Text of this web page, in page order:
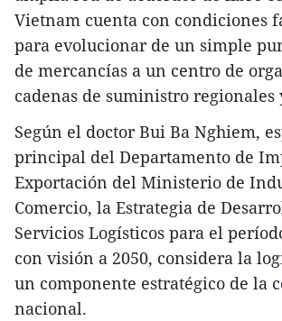
Vietnam cuenta con condiciones
para evolucionar de un simple
de mercancías a un centro de
cadenas de suministro regionales
Según el doctor Bui Ba Nghiem,
principal del Departamento de
Exportación del Ministerio de
Comercio, la Estrategia de
Servicios Logísticos para el
con visión a 2050, considera la
un componente estratégico de la
nacional.